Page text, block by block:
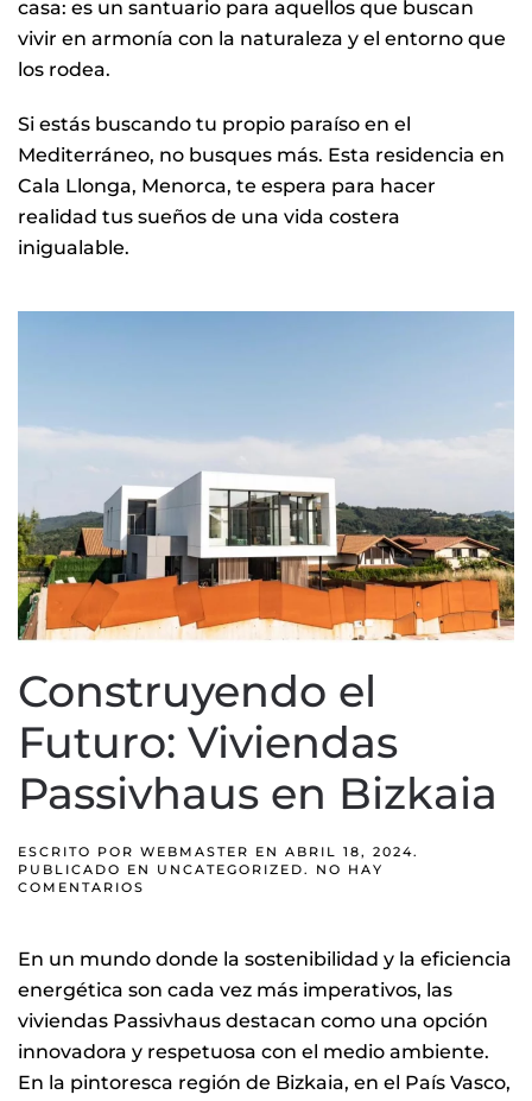
casa: es un santuario para aquellos que buscan
vivir en armonía con la naturaleza y el entorno que
los rodea.
Si estás buscando tu propio paraíso en el
Mediterráneo, no busques más. Esta residencia en
Cala Llonga, Menorca, te espera para hacer
realidad tus sueños de una vida costera
inigualable.
Construyendo el
Futuro: Viviendas
Passivhaus en Bizkaia
ESCRITO POR WEBMASTER EN ABRIL 18, 2024.
PUBLICADO EN UNCATEGORIZED. NO HAY
COMENTARIOS
VIVIENDAS
EN
BIZKAIA
En un mundo donde la sostenibilidad y la eficiencia
energética son cada vez más imperativos, las
viviendas Passivhaus destacan como una opción
innovadora y respetuosa con el medio ambiente.
En la pintoresca región de Bizkaia, en el País Vasco,